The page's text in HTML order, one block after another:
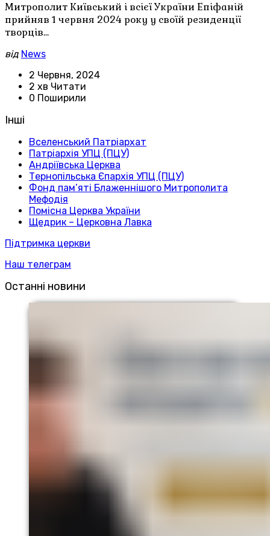
Митрополит Київський і всієї України Епіфаній
прийняв 1 червня 2024 року у своїй резиденції
творців…
від News
2 Червня, 2024
2 хв Читати
0 Поширили
Інші
Вселенський Патріархат
Патріархія УПЦ (ПЦУ)
Андріївська Церква
Тернопільська Єпархія УПЦ (ПЦУ)
Фонд пам’яті Блаженнішого Митрополита
Мефодія
Помісна Церква України
Щедрик – Церковна Лавка
Підтримка церкви
Наш телеграм
Останні новини